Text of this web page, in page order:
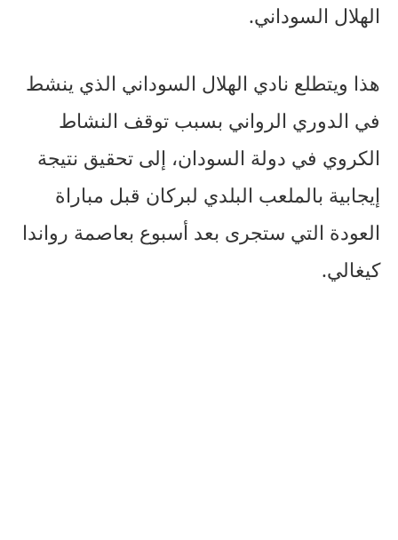
الهلال السوداني.
هذا ويتطلع نادي الهلال السوداني الذي ينشط
في الدوري الرواني بسبب توقف النشاط
الكروي في دولة السودان، إلى تحقيق نتيجة
إيجابية بالملعب البلدي لبركان قبل مباراة
العودة التي ستجرى بعد أسبوع بعاصمة رواندا
كيغالي.